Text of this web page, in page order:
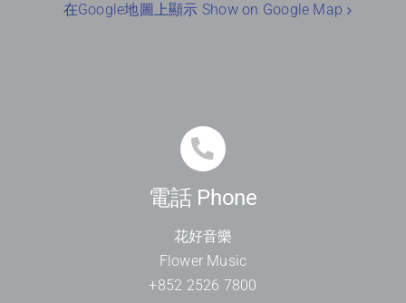
在Google地圖上顯示 Show on Google Map
電話 Phone
花好音樂
Flower Music
+852 2526 7800